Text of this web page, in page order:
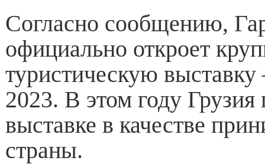
Согласно сообщению,
официально откроет
туристическую
2023. В этом году Грузия
выставке в качестве
страны.